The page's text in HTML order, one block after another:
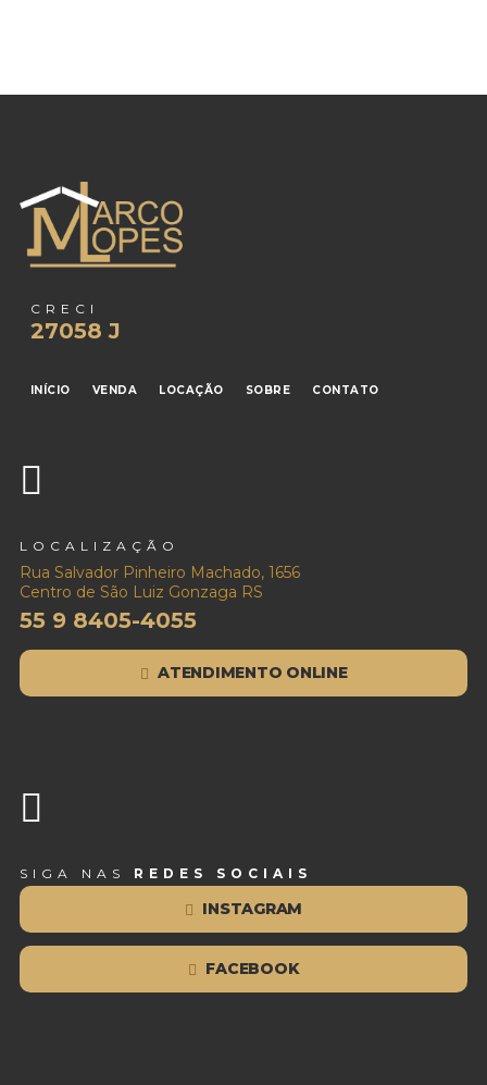
CRECI
27058 J
INÍCIO VENDA LOCAÇÃO SOBRE CONTATO
LOCALIZAÇÃO
Rua Salvador Pinheiro Machado, 1656
Centro de São Luiz Gonzaga RS
55 9 8405-4055
ATENDIMENTO ONLINE
SIGA NAS REDES SOCIAIS
INSTAGRAM
FACEBOOK